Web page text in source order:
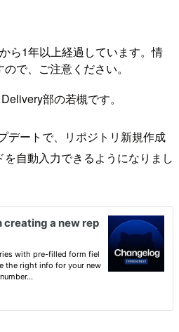
ら1年以上経過しています。情
で、ご注意ください。
部の若槻です。
デートで、リポジトリ新規作成
自動入力できるようになりまし